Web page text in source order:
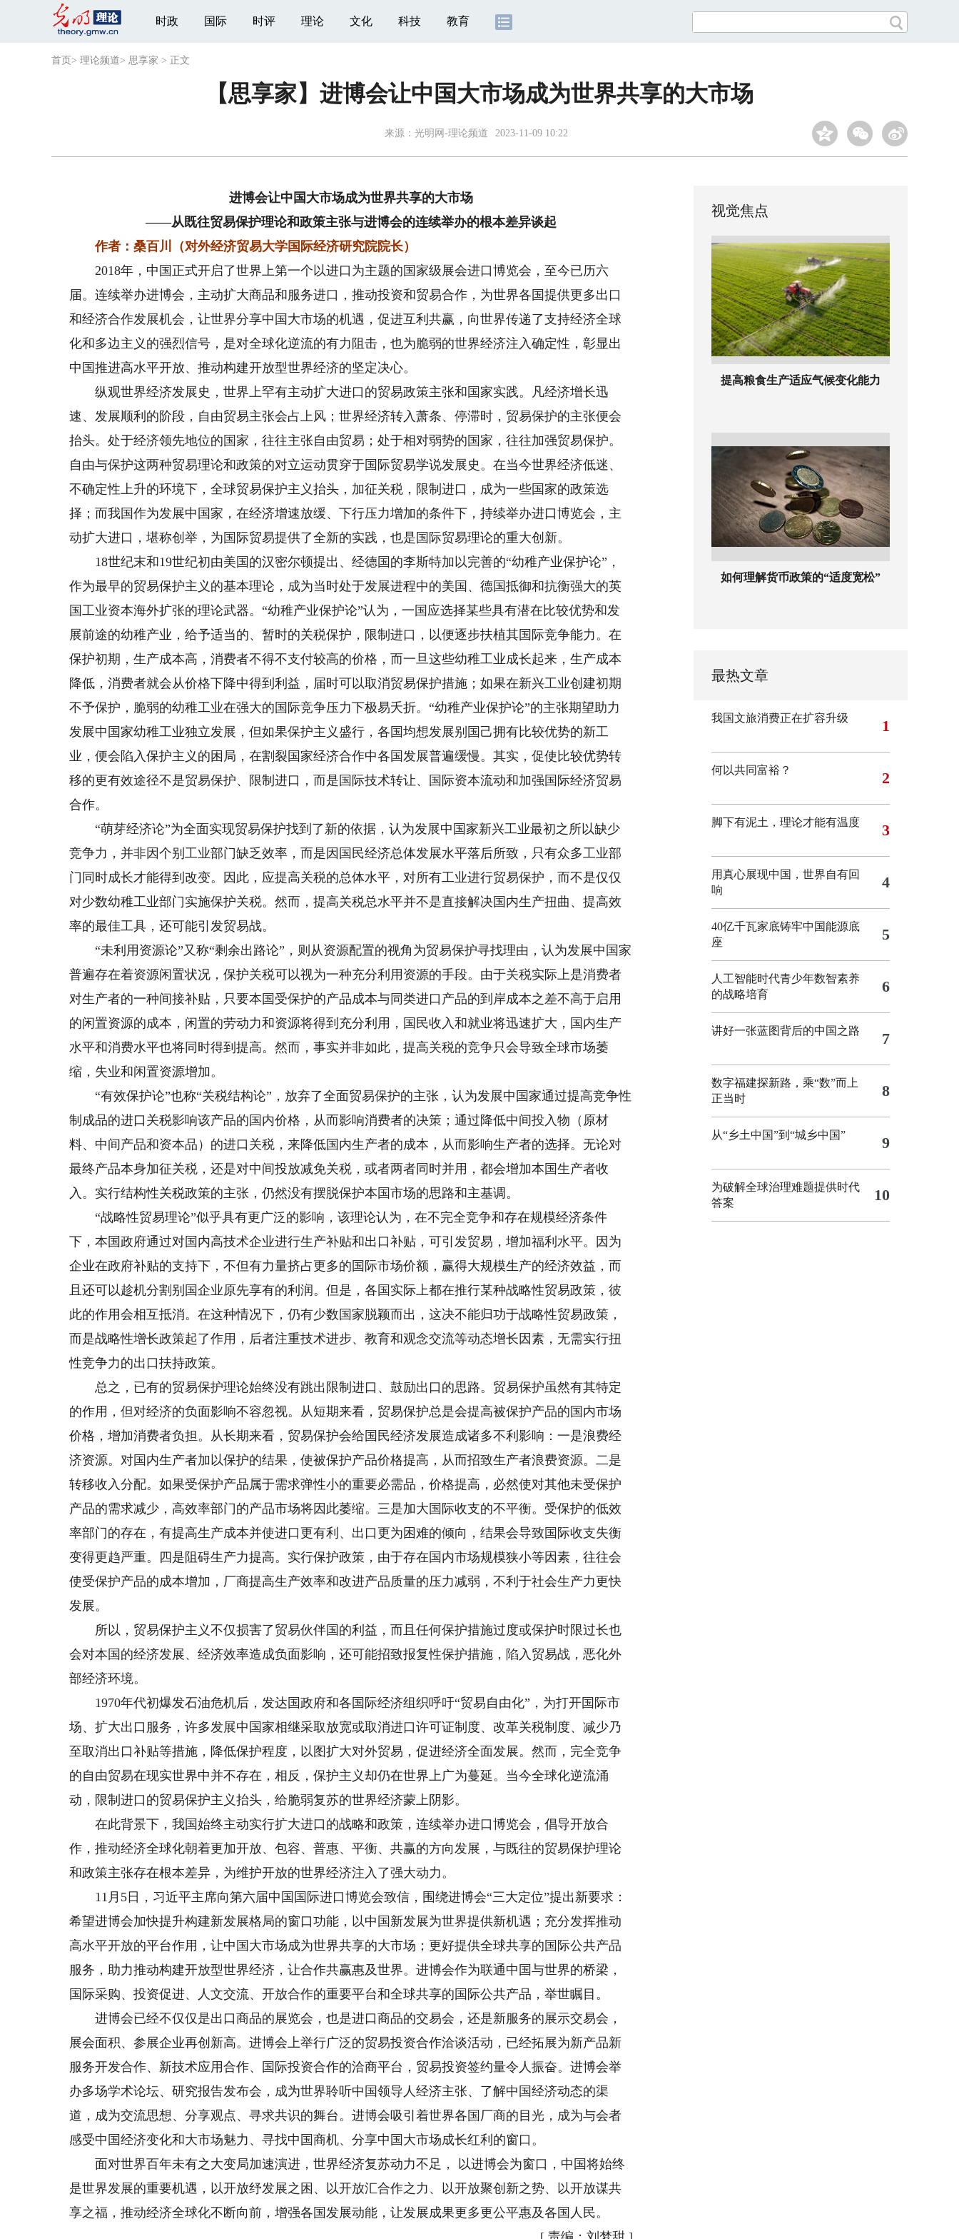
时政 国际 时评 理论 文化 科技 教育
首页 > 理论频道> 思享家 > 正文
【思享家】进博会让中国大市场成为世界共享的大市场
来源： 光明网-理论频道 2023-11-09 10:22
进博会让中国大市场成为世界共享的大市场
——从既往贸易保护理论和政策主张与进博会的连续举办的根本差异谈起
作者：桑百川（对外经济贸易大学国际经济研究院院长）
2018年，中国正式开启了世界上第一个以进口为主题的国家级展会进口博览会，至今已历六
届。连续举办进博会，主动扩大商品和服务进口，推动投资和贸易合作，为世界各国提供更多出口
和经济合作发展机会，让世界分享中国大市场的机遇，促进互利共赢，向世界传递了支持经济全球
化和多边主义的强烈信号，是对全球化逆流的有力阻击，也为脆弱的世界经济注入确定性，彰显出
中国推进高水平开放、推动构建开放型世界经济的坚定决心。
纵观世界经济发展史，世界上罕有主动扩大进口的贸易政策主张和国家实践。凡经济增长迅
速、发展顺利的阶段，自由贸易主张会占上风；世界经济转入萧条、停滞时，贸易保护的主张便会
抬头。处于经济领先地位的国家，往往主张自由贸易；处于相对弱势的国家，往往加强贸易保护。
自由与保护这两种贸易理论和政策的对立运动贯穿于国际贸易学说发展史。在当今世界经济低迷、
不确定性上升的环境下，全球贸易保护主义抬头，加征关税，限制进口，成为一些国家的政策选
择；而我国作为发展中国家，在经济增速放缓、下行压力增加的条件下，持续举办进口博览会，主
动扩大进口，堪称创举，为国际贸易提供了全新的实践，也是国际贸易理论的重大创新。
18世纪末和19世纪初由美国的汉密尔顿提出、经德国的李斯特加以完善的“幼稚产业保护论”，
作为最早的贸易保护主义的基本理论，成为当时处于发展进程中的美国、德国抵御和抗衡强大的英
国工业资本海外扩张的理论武器。“幼稚产业保护论”认为，一国应选择某些具有潜在比较优势和发
展前途的幼稚产业，给予适当的、暂时的关税保护，限制进口，以便逐步扶植其国际竞争能力。在
保护初期，生产成本高，消费者不得不支付较高的价格，而一旦这些幼稚工业成长起来，生产成本
降低，消费者就会从价格下降中得到利益，届时可以取消贸易保护措施；如果在新兴工业创建初期
不予保护，脆弱的幼稚工业在强大的国际竞争压力下极易夭折。“幼稚产业保护论”的主张期望助力
发展中国家幼稚工业独立发展，但如果保护主义盛行，各国均想发展别国己拥有比较优势的新工
业，便会陷入保护主义的困局，在割裂国家经济合作中各国发展普遍缓慢。其实，促使比较优势转
移的更有效途径不是贸易保护、限制进口，而是国际技术转让、国际资本流动和加强国际经济贸易
合作。
“萌芽经济论”为全面实现贸易保护找到了新的依据，认为发展中国家新兴工业最初之所以缺少
竞争力，并非因个别工业部门缺乏效率，而是因国民经济总体发展水平落后所致，只有众多工业部
门同时成长才能得到改变。因此，应提高关税的总体水平，对所有工业进行贸易保护，而不是仅仅
对少数幼稚工业部门实施保护关税。然而，提高关税总水平并不是直接解决国内生产扭曲、提高效
率的最佳工具，还可能引发贸易战。
“未利用资源论”又称“剩余出路论”，则从资源配置的视角为贸易保护寻找理由，认为发展中国家
普遍存在着资源闲置状况，保护关税可以视为一种充分利用资源的手段。由于关税实际上是消费者
对生产者的一种间接补贴，只要本国受保护的产品成本与同类进口产品的到岸成本之差不高于启用
的闲置资源的成本，闲置的劳动力和资源将得到充分利用，国民收入和就业将迅速扩大，国内生产
水平和消费水平也将同时得到提高。然而，事实并非如此，提高关税的竞争只会导致全球市场萎
缩，失业和闲置资源增加。
“有效保护论”也称“关税结构论”，放弃了全面贸易保护的主张，认为发展中国家通过提高竞争性
制成品的进口关税影响该产品的国内价格，从而影响消费者的决策；通过降低中间投入物（原材
料、中间产品和资本品）的进口关税，来降低国内生产者的成本，从而影响生产者的选择。无论对
最终产品本身加征关税，还是对中间投放减免关税，或者两者同时并用，都会增加本国生产者收
入。实行结构性关税政策的主张，仍然没有摆脱保护本国市场的思路和主基调。
“战略性贸易理论”似乎具有更广泛的影响，该理论认为，在不完全竞争和存在规模经济条件
下，本国政府通过对国内高技术企业进行生产补贴和出口补贴，可引发贸易，增加福利水平。因为
企业在政府补贴的支持下，不但有力量挤占更多的国际市场价额，赢得大规模生产的经济效益，而
且还可以趁机分割别国企业原先享有的利润。但是，各国实际上都在推行某种战略性贸易政策，彼
此的作用会相互抵消。在这种情况下，仍有少数国家脱颖而出，这决不能归功于战略性贸易政策，
而是战略性增长政策起了作用，后者注重技术进步、教育和观念交流等动态增长因素，无需实行扭
性竞争力的出口扶持政策。
总之，已有的贸易保护理论始终没有跳出限制进口、鼓励出口的思路。贸易保护虽然有其特定
的作用，但对经济的负面影响不容忽视。从短期来看，贸易保护总是会提高被保护产品的国内市场
价格，增加消费者负担。从长期来看，贸易保护会给国民经济发展造成诸多不利影响：一是浪费经
济资源。对国内生产者加以保护的结果，使被保护产品价格提高，从而招致生产者浪费资源。二是
转移收入分配。如果受保护产品属于需求弹性小的重要必需品，价格提高，必然使对其他未受保护
产品的需求减少，高效率部门的产品市场将因此萎缩。三是加大国际收支的不平衡。受保护的低效
率部门的存在，有提高生产成本并使进口更有利、出口更为困难的倾向，结果会导致国际收支失衡
变得更趋严重。四是阻碍生产力提高。实行保护政策，由于存在国内市场规模狭小等因素，往往会
使受保护产品的成本增加，厂商提高生产效率和改进产品质量的压力减弱，不利于社会生产力更快
发展。
所以，贸易保护主义不仅损害了贸易伙伴国的利益，而且任何保护措施过度或保护时限过长也
会对本国的经济发展、经济效率造成负面影响，还可能招致报复性保护措施，陷入贸易战，恶化外
部经济环境。
1970年代初爆发石油危机后，发达国政府和各国际经济组织呼吁“贸易自由化”，为打开国际市
场、扩大出口服务，许多发展中国家相继采取放宽或取消进口许可证制度、改革关税制度、减少乃
至取消出口补贴等措施，降低保护程度，以图扩大对外贸易，促进经济全面发展。然而，完全竞争
的自由贸易在现实世界中并不存在，相反，保护主义却仍在世界上广为蔓延。当今全球化逆流涌
动，限制进口的贸易保护主义抬头，给脆弱复苏的世界经济蒙上阴影。
在此背景下，我国始终主动实行扩大进口的战略和政策，连续举办进口博览会，倡导开放合
作，推动经济全球化朝着更加开放、包容、普惠、平衡、共赢的方向发展，与既往的贸易保护理论
和政策主张存在根本差异，为维护开放的世界经济注入了强大动力。
11月5日，习近平主席向第六届中国国际进口博览会致信，围绕进博会“三大定位”提出新要求：
希望进博会加快提升构建新发展格局的窗口功能，以中国新发展为世界提供新机遇；充分发挥推动
高水平开放的平台作用，让中国大市场成为世界共享的大市场；更好提供全球共享的国际公共产品
服务，助力推动构建开放型世界经济，让合作共赢惠及世界。进博会作为联通中国与世界的桥梁，
国际采购、投资促进、人文交流、开放合作的重要平台和全球共享的国际公共产品，举世瞩目。
进博会已经不仅仅是出口商品的展览会，也是进口商品的交易会，还是新服务的展示交易会，
展会面积、参展企业再创新高。进博会上举行广泛的贸易投资合作洽谈活动，已经拓展为新产品新
服务开发合作、新技术应用合作、国际投资合作的洽商平台，贸易投资签约量令人振奋。进博会举
办多场学术论坛、研究报告发布会，成为世界聆听中国领导人经济主张、了解中国经济动态的渠
道，成为交流思想、分享观点、寻求共识的舞台。进博会吸引着世界各国厂商的目光，成为与会者
感受中国经济变化和大市场魅力、寻找中国商机、分享中国大市场成长红利的窗口。
面对世界百年未有之大变局加速演进，世界经济复苏动力不足， 以进博会为窗口，中国将始终
是世界发展的重要机遇，以开放纾发展之困、以开放汇合作之力、以开放聚创新之势、以开放谋共
享之福，推动经济全球化不断向前，增强各国发展动能，让发展成果更多更公平惠及各国人民。
视觉焦点
提高粮食生产适应气候变化能力
如何理解货币政策的“适度宽松”
最热文章
我国文旅消费正在扩容升级 1
何以共同富裕？ 2
脚下有泥土，理论才能有温度 3
用真心展现中国，世界自有回
响
4
40亿千瓦家底铸牢中国能源底
座
5
人工智能时代青少年数智素养
的战略培育
6
讲好一张蓝图背后的中国之路 7
数字福建探新路，乘“数”而上
正当时
8
从“乡土中国”到“城乡中国” 9
为破解全球治理难题提供时代
答案
10